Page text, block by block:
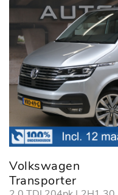
Volkswagen
Transporter